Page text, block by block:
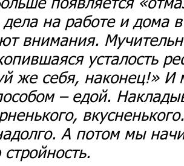
на работе и дома
внимания.
усталость
же себя, наконец!»
– едой.
А потом мы